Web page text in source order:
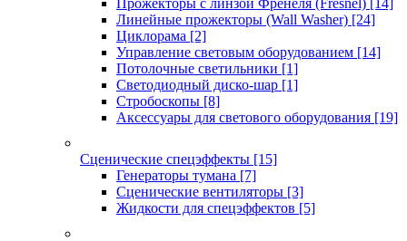
Прожекторы с линзой Френеля (Fresnel) [14]
Линейные прожекторы (Wall Washer) [24]
Циклорама [2]
Управление световым оборудованием [14]
Потолочные светильники [1]
Светодиодный диско-шар [1]
Стробоскопы [8]
Аксессуары для светового оборудования [19]
Сценические спецэффекты [15]
Генераторы тумана [7]
Сценические вентиляторы [3]
Жидкости для спецэффектов [5]